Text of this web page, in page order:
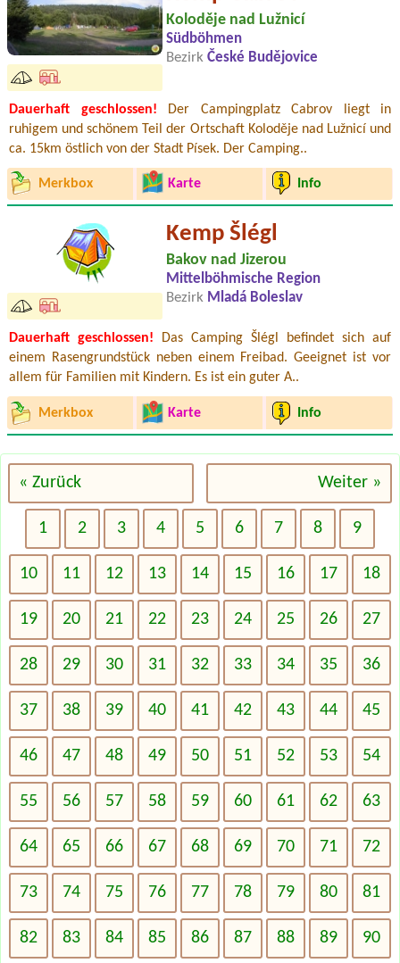
Koloděje nad Lužnicí
Südböhmen
Bezirk České Budějovice
Dauerhaft geschlossen! Der Campingplatz Cabrov liegt in
ruhigem und schönem Teil der Ortschaft Koloděje nad Lužnicí und
ca. 15km östlich von der Stadt Písek. Der Camping..
Merkbox Karte Info
Kemp Šlégl
Bakov nad Jizerou
Mittelböhmische Region
Bezirk Mladá Boleslav
Dauerhaft geschlossen! Das Camping Šlégl befindet sich auf
einem Rasengrundstück neben einem Freibad. Geeignet ist vor
allem für Familien mit Kindern. Es ist ein guter A..
Merkbox Karte Info
« Zurück Weiter »
1 2 3 4 5 6 7 8 9
10 11 12 13 14 15 16 17 18
19 20 21 22 23 24 25 26 27
28 29 30 31 32 33 34 35 36
37 38 39 40 41 42 43 44 45
46 47 48 49 50 51 52 53 54
55 56 57 58 59 60 61 62 63
64 65 66 67 68 69 70 71 72
73 74 75 76 77 78 79 80 81
82 83 84 85 86 87 88 89 90